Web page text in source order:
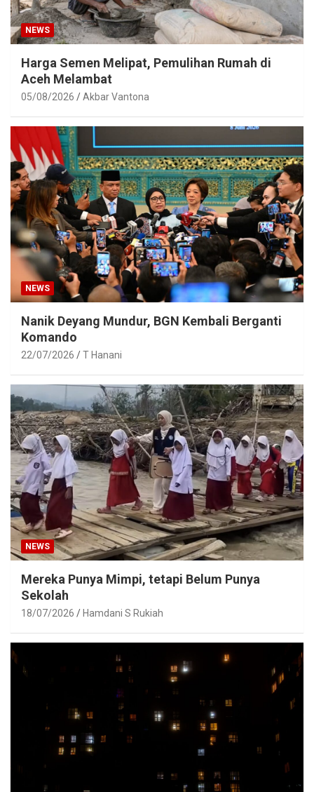
NEWS
Harga Semen Melipat, Pemulihan Rumah di
Aceh Melambat
05/08/2026 Akbar Vantona
NEWS
Nanik Deyang Mundur, BGN Kembali Berganti
Komando
22/07/2026 T Hanani
NEWS
Mereka Punya Mimpi, tetapi Belum Punya
Sekolah
18/07/2026 Hamdani S Rukiah